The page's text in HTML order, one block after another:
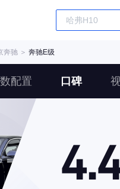
奔驰 ＞ 奔驰E级
配置 口碑